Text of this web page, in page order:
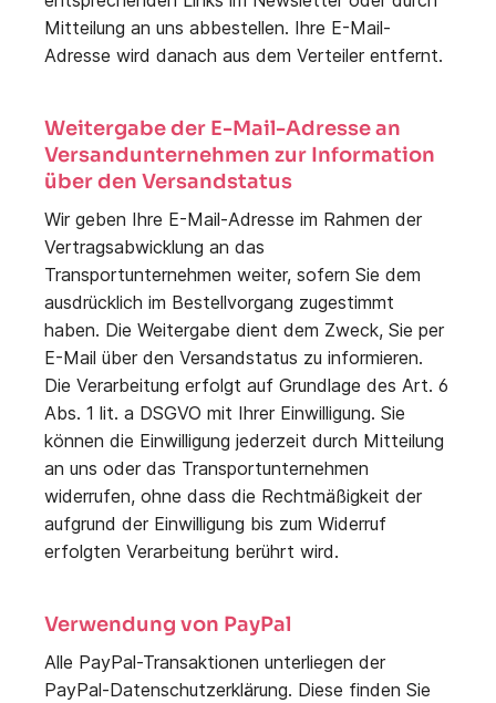
Mitteilung an uns abbestellen. Ihre E-Mail-
Adresse wird danach aus dem Verteiler entfernt.
Weitergabe der E-Mail-Adresse an
Versandunternehmen zur Information
über den Versandstatus
Wir geben Ihre E-Mail-Adresse im Rahmen der
Vertragsabwicklung an das
Transportunternehmen weiter, sofern Sie dem
ausdrücklich im Bestellvorgang zugestimmt
haben. Die Weitergabe dient dem Zweck, Sie per
E-Mail über den Versandstatus zu informieren.
Die Verarbeitung erfolgt auf Grundlage des Art. 6
Abs. 1 lit. a DSGVO mit Ihrer Einwilligung. Sie
können die Einwilligung jederzeit durch Mitteilung
an uns oder das Transportunternehmen
widerrufen, ohne dass die Rechtmäßigkeit der
aufgrund der Einwilligung bis zum Widerruf
erfolgten Verarbeitung berührt wird.
Verwendung von PayPal
Alle PayPal-Transaktionen unterliegen der
PayPal-Datenschutzerklärung. Diese finden Sie